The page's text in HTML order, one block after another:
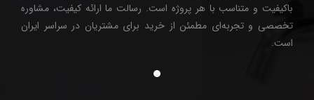
باکیفیت و متناسب با هر پروژه است. رسالت ما ارائه کیفیت، مشاوره
تخصصی و تجربه‌ای مطمئن از خرید برای مشتریان در سراسر ایران
است.